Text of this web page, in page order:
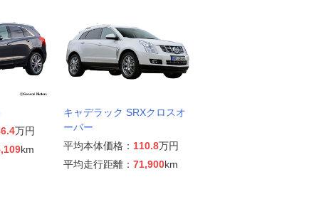
万円
km
キャデラック SRXクロスオ
ーバー
平均本体価格： 110.8万円
平均走行距離： 71,900km